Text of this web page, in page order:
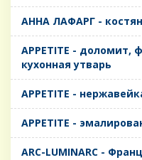
AHHA ЛАФАРГ -
APPETITE - доломит,
кухонная утварь
APPETITE -
APPETITE -
ARC-LUMINARC -